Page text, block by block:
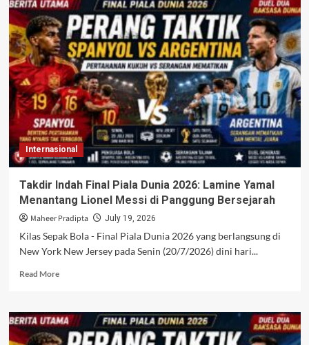
Indonesia
Putri
Pertahankan
Gelar
Juara
Piala
AFF
2026
Usai
Bungkam
Laos
5-
0
Internasional
Takdir Indah Final Piala Dunia 2026: Lamine Yamal
Menantang Lionel Messi di Panggung Bersejarah
Maheer Pradipta July 19, 2026
Kilas Sepak Bola - Final Piala Dunia 2026 yang berlangsung di
New York New Jersey pada Senin (20/7/2026) dini hari...
Read MoreRead
Takdir
Indah
Final